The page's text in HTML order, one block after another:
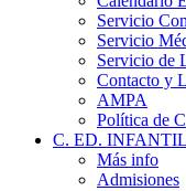
Servicio
Servicio
Servicio de
Contacto y
AMPA
Política de
C. ED. INFANTIL
Más info
Admisiones